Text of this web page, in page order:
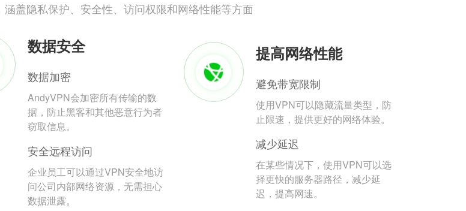
盖隐私保护、安全性、访问权限和网络性能等方面
数据安全
数据加密
AndyVPN会加密所有传输的数
据，防止黑客和其他恶意行为者
窃取信息。
安全远程访问
企业员工可以通过VPN安全地访
问公司内部网络资源，无需担心
数据泄露。
提高网络性能
避免带宽限制
使用VPN可以隐藏流量类型，防
止限速，提供更好的网络体验。
减少延迟
在某些情况下，使用VPN可以选
择更快的服务器路径，减少延
迟，提高网速。